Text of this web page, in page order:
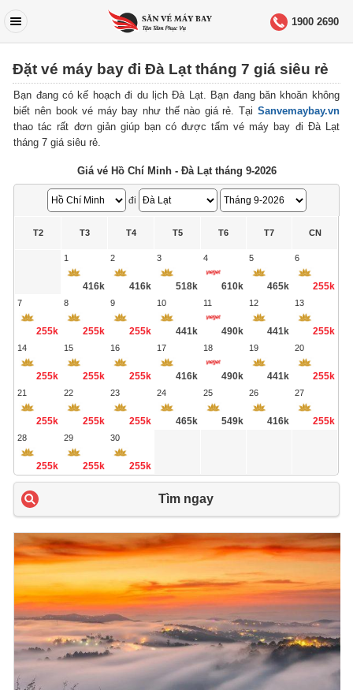
1900 2690
Đặt vé máy bay đi Đà Lạt tháng 7 giá siêu rẻ
Bạn đang có kế hoạch đi du lịch Đà Lạt. Bạn đang băn khoăn không
biết nên book vé máy bay như thế nào giá rẻ. Tại Sanvemaybay.vn
thao tác rất đơn giản giúp bạn có được tấm vé máy bay đi Đà Lạt
tháng 7 giá siêu rẻ.
Giá vé Hồ Chí Minh - Đà Lạt tháng 9-2026
đi
T2 T3 T4 T5 T6 T7 CN
1
416k
2
416k
3
518k
4
610k
5
465k
6
255k
7
255k
8
255k
9
255k
10
441k
11
490k
12
441k
13
255k
14
255k
15
255k
16
255k
17
416k
18
490k
19
441k
20
255k
21
255k
22
255k
23
255k
24
465k
25
549k
26
416k
27
255k
28
255k
29
255k
30
255k
Tìm ngay